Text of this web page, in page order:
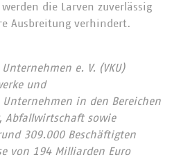
die Larven zuverlässig
Ausbreitung verhindert.
e. V. (VKU)
und
in den Bereichen
Abfallwirtschaft sowie
309.000 Beschäftigten
von 194 Milliarden Euro